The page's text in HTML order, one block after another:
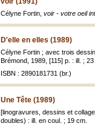
Célyne Fortin, voir - votre oeil
D'elle en elles (1989)
Célyne Fortin ; avec trois
Brémond, 1989, [115] p. : ill. ; 23
ISBN : 2890181731 (br.)
Une Tête (1989)
[linogravures, dessins et
doubles) : ill. en coul. ; 19 cm.